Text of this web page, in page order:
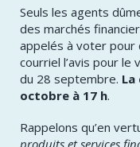
Seuls les agents
des marchés
appelés à voter pour
courriel l’avis pour le
du 28 septembre.
octobre à 17 h.
Rappelons qu’en
produits et services